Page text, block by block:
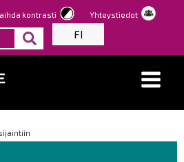
kontrasti Yhteystiedot
FI